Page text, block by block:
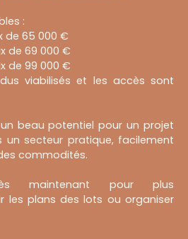
:
de 65 000 €
de 69 000 €
de 99 000 €
viabilisés et les accès sont
beau potentiel pour un projet
un secteur pratique, facilement
commodités.
maintenant pour plus
les plans des lots ou organiser